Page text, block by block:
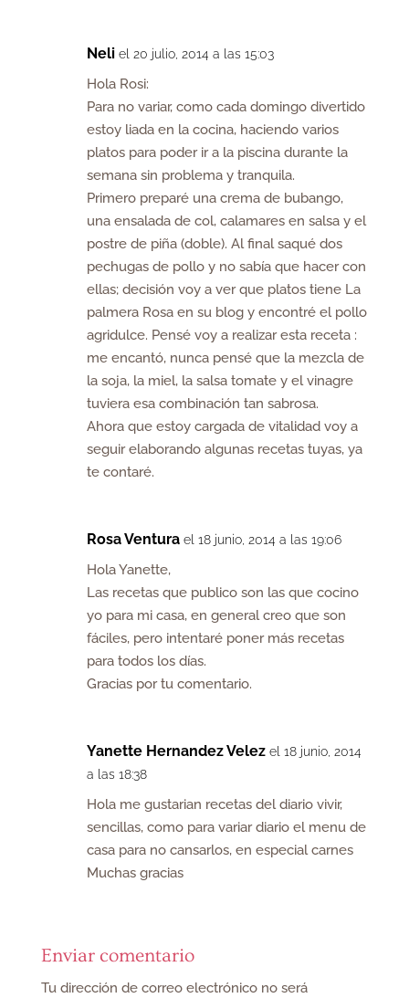
Neli el 20 julio, 2014 a las 15:03
Hola Rosi:
Para no variar, como cada domingo divertido
estoy liada en la cocina, haciendo varios
platos para poder ir a la piscina durante la
semana sin problema y tranquila.
Primero preparé una crema de bubango,
una ensalada de col, calamares en salsa y el
postre de piña (doble). Al final saqué dos
pechugas de pollo y no sabía que hacer con
ellas; decisión voy a ver que platos tiene La
palmera Rosa en su blog y encontré el pollo
agridulce. Pensé voy a realizar esta receta :
me encantó, nunca pensé que la mezcla de
la soja, la miel, la salsa tomate y el vinagre
tuviera esa combinación tan sabrosa.
Ahora que estoy cargada de vitalidad voy a
seguir elaborando algunas recetas tuyas, ya
te contaré.
Rosa Ventura el 18 junio, 2014 a las 19:06
Hola Yanette,
Las recetas que publico son las que cocino
yo para mi casa, en general creo que son
fáciles, pero intentaré poner más recetas
para todos los días.
Gracias por tu comentario.
Yanette Hernandez Velez el 18 junio, 2014
a las 18:38
Hola me gustarian recetas del diario vivir,
sencillas, como para variar diario el menu de
casa para no cansarlos, en especial carnes
Muchas gracias
Enviar comentario
Tu dirección de correo electrónico no será